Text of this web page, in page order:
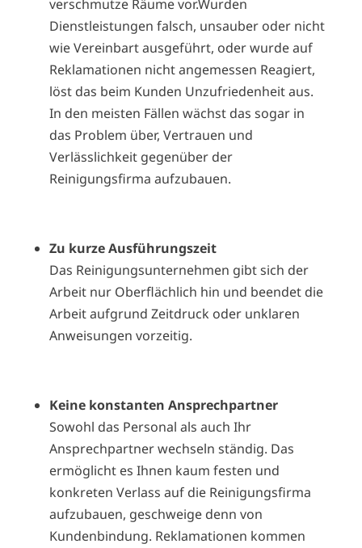
verschmutze Räume vor.Wurden
Dienstleistungen falsch, unsauber oder nicht
wie Vereinbart ausgeführt, oder wurde auf
Reklamationen nicht angemessen Reagiert,
löst das beim Kunden Unzufriedenheit aus.
In den meisten Fällen wächst das sogar in
das Problem über, Vertrauen und
Verlässlichkeit gegenüber der
Reinigungsfirma aufzubauen.
Zu kurze Ausführungszeit
Das Reinigungsunternehmen gibt sich der
Arbeit nur Oberflächlich hin und beendet die
Arbeit aufgrund Zeitdruck oder unklaren
Anweisungen vorzeitig.
Keine konstanten Ansprechpartner
Sowohl das Personal als auch Ihr
Ansprechpartner wechseln ständig. Das
ermöglicht es Ihnen kaum festen und
konkreten Verlass auf die Reinigungsfirma
aufzubauen, geschweige denn von
Kundenbindung. Reklamationen kommen